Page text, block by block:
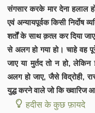
संगसार करके मार देना हलाल
एवं अन्यायपूर्वक किसी निर्दोष
शर्तों के साथ क़त्ल कर दिया
से अलग हो गया हो। चाहे वह पूरे
जाए या मुर्तद तो न हो,
अलग हो जाए, जैसे विद्रोही,
युद्ध करने वाले जो कि ख्वारिज
हदीस के कुछ फ़ायदे